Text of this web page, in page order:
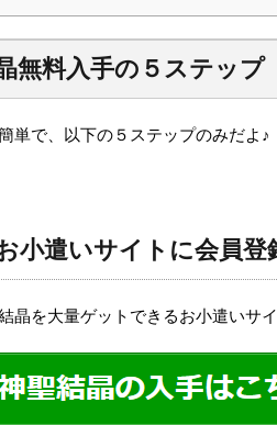
無料入手の５ステップ
単で、以下の５ステップのみだよ♪
小遣いサイトに会員登
晶を大量ゲットできるお小遣いサ